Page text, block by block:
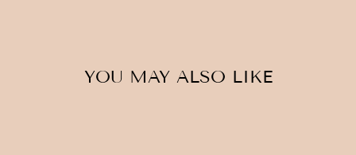
YOU MAY ALSO LIKE